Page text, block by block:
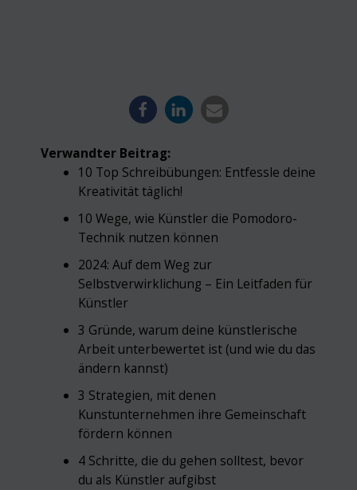
Verwandter Beitrag:
10 Top Schreibübungen: Entfessle deine
Kreativität täglich!
10 Wege, wie Künstler die Pomodoro-
Technik nutzen können
2024: Auf dem Weg zur
Selbstverwirklichung – Ein Leitfaden für
Künstler
3 Gründe, warum deine künstlerische
Arbeit unterbewertet ist (und wie du das
ändern kannst)
3 Strategien, mit denen
Kunstunternehmen ihre Gemeinschaft
fördern können
4 Schritte, die du gehen solltest, bevor
du als Künstler aufgibst